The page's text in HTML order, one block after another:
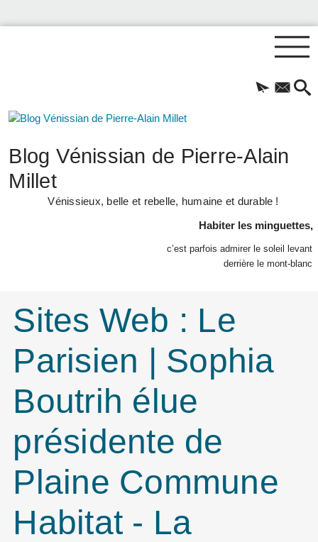
Blog Vénissian de Pierre-Alain
Millet
Vénissieux, belle et rebelle, humaine et durable !
Habiter les minguettes,
c’est parfois admirer le soleil levant
derrière le mont-blanc
Sites Web : Le
Parisien | Sophia
Boutrih élue
présidente de
Plaine Commune
Habitat - La